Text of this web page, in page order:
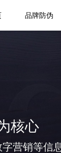
品牌防伪
核心
营销等信